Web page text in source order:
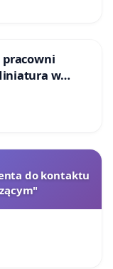
w
do kontaktu